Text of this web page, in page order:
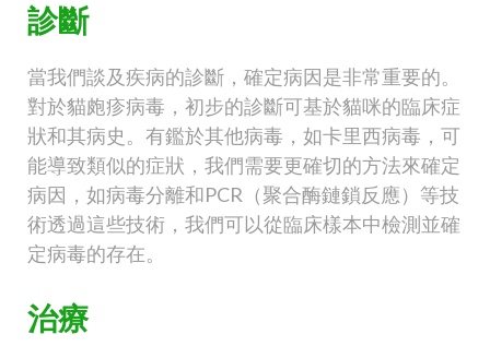
診斷
當我們談及疾病的診斷，確定病因是非常重要的。
對於貓皰疹病毒，初步的診斷可基於貓咪的臨床症
狀和其病史。有鑑於其他病毒，如卡里西病毒，可
能導致類似的症狀，我們需要更確切的方法來確定
病因，如病毒分離和PCR（聚合酶鏈鎖反應）等技
術透過這些技術，我們可以從臨床樣本中檢測並確
定病毒的存在。
治療